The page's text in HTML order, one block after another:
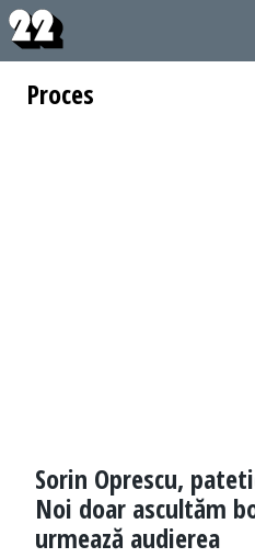
Proces
Sorin Oprescu,
Noi doar ascultăm
urmează audierea